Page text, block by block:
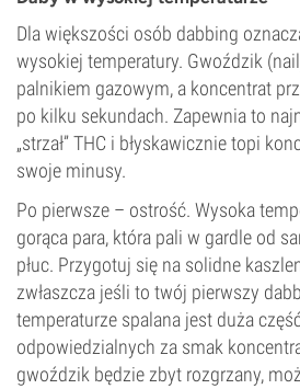
Dla większości osób dabbing
wysokiej temperatury. Gwoździk
palnikiem gazowym, a koncentrat
po kilku sekundach. Zapewnia to
„strzał” THC i błyskawicznie topi
swoje minusy.
Po pierwsze – ostrość. Wysoka
gorąca para, która pali w gardle od
płuc. Przygotuj się na solidne
zwłaszcza jeśli to twój pierwszy
temperaturze spalana jest duża
odpowiedzialnych za smak
gwoździk będzie zbyt rozgrzany,